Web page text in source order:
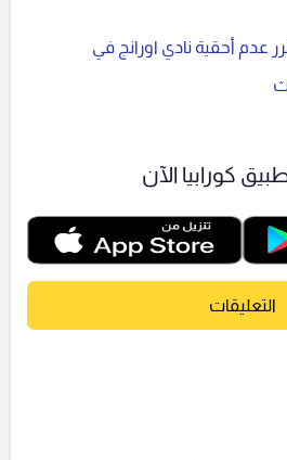
عدم أحقية نادي اورانج في
كورابيا الآن
التعليقات